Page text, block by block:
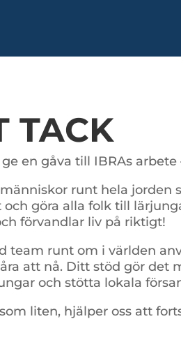
TACK
en gåva till IBRAs
runt hela jorden
göra alla folk till
förvandlar liv på riktigt!
team runt om i världen
att nå. Ditt stöd gör
och stötta lokala
liten, hjälper oss att